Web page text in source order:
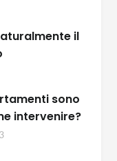
il
sono
intervenire?